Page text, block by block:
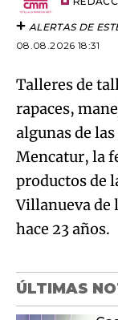
ALERTAS DE
08.08.2026 18:31
Talleres de
rapaces,
algunas de
Mencatur, la
productos de
Villanueva de
hace 23 años.
ÚLTIMAS